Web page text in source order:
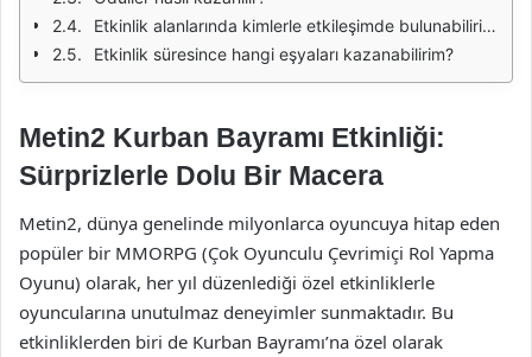
Etkinlik alanlarında kimlerle etkileşimde bulunabilirim?
Etkinlik süresince hangi eşyaları kazanabilirim?
Metin2 Kurban Bayramı Etkinliği:
Sürprizlerle Dolu Bir Macera
Metin2, dünya genelinde milyonlarca oyuncuya hitap eden
popüler bir MMORPG (Çok Oyunculu Çevrimiçi Rol Yapma
Oyunu) olarak, her yıl düzenlediği özel etkinliklerle
oyuncularına unutulmaz deneyimler sunmaktadır. Bu
etkinliklerden biri de Kurban Bayramı’na özel olarak